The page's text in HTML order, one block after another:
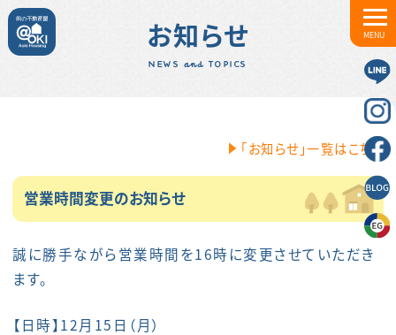
MENU
お知らせ
NEWS and TOPICS
「お知らせ」一覧はこちら
営業時間変更のお知らせ
誠に勝手ながら営業時間を16時に変更させていただき
ます。
【日時】12月15日（月）